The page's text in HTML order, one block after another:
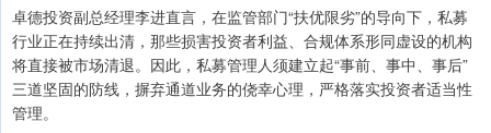
卓德投资副总经理李进直言，在监管部门“扶优限劣”的导向下，私募
行业正在持续出清，那些损害投资者利益、合规体系形同虚设的机构
将直接被市场清退。因此，私募管理人须建立起“事前、事中、事后”
三道坚固的防线，摒弃通道业务的侥幸心理，严格落实投资者适当性
管理。